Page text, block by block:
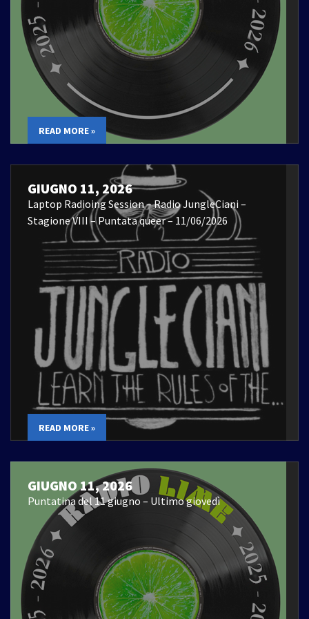
READ MORE »
GIUGNO 11, 2026
Laptop Radioing Session – Radio JungleCiani –
Stagione VIII – Puntata queer – 11/06/2026
READ MORE »
GIUGNO 11, 2026
Puntatina del 11 giugno – Ultimo giovedì